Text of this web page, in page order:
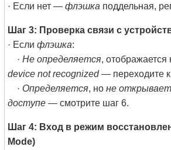
· Если нет —флэшка поддельная,
Шаг 3: Проверка связи с
· Еслифлэшка:
·Не определяется, отображается
device not recognized— переходите к
· Определяется, ноне
доступе — смотрите шаг 6.
Шаг 4: Вход в режим
Mode)